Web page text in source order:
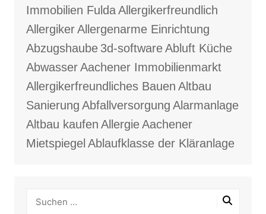
Immobilien FuldaAllergikerfreundlich
AllergikerAllergenarme Einrichtung
Abzugshaube 3d-softwareAbluft Küche
AbwasserAachener Immobilienmarkt
Allergikerfreundliches Bauen Altbau
Sanierung Abfallversorgung Alarmanlage
Altbau kaufen AllergieAachener
Mietspiegel Ablaufklasse der Kläranlage